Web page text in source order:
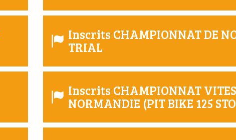
Inscrits CHAMPIONNAT DE
TRIAL
Inscrits CHAMPIONNAT
NORMANDIE (PIT BIKE 125